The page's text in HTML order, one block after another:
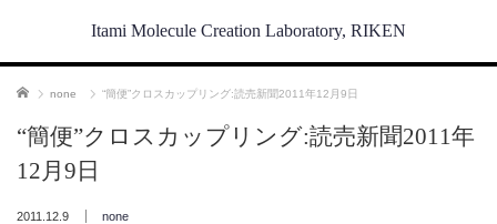
Itami Molecule Creation Laboratory, RIKEN
ホーム none “簡便”クロスカップリング:読売新聞2011年12月9日
“簡便”クロスカップリング:読売新聞2011年
12月9日
2011.12.9 none